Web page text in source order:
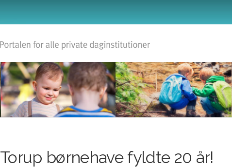
Torup børnehave fyldte 20 år!